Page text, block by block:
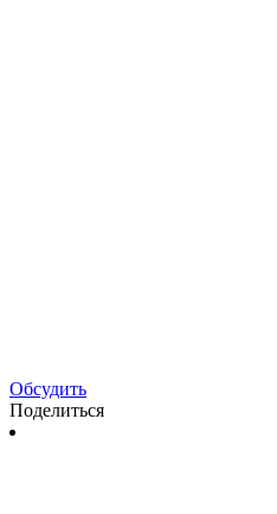
Обсудить
Поделиться